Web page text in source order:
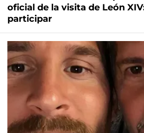
oficial de la visita de León
participar